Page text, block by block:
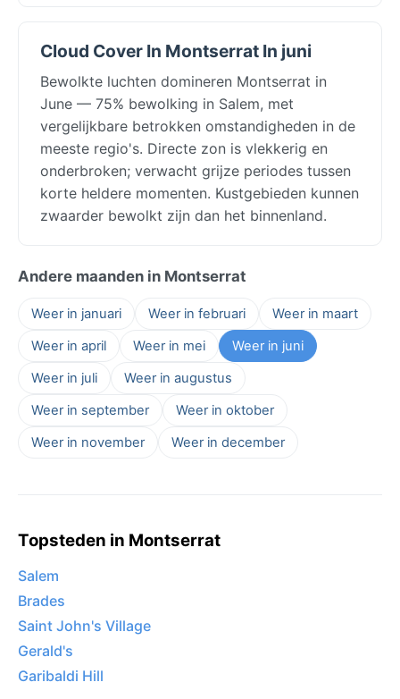
Cloud Cover In Montserrat In juni
Bewolkte luchten domineren Montserrat in
June — 75% bewolking in Salem, met
vergelijkbare betrokken omstandigheden in de
meeste regio's. Directe zon is vlekkerig en
onderbroken; verwacht grijze periodes tussen
korte heldere momenten. Kustgebieden kunnen
zwaarder bewolkt zijn dan het binnenland.
Andere maanden in Montserrat
Weer in januari Weer in februari
Weer in maart
Weer in april
Weer in mei
Weer in juni
Weer in juli
Weer in augustus
Weer in september
Weer in oktober
Weer in november
Weer in december
Topsteden in Montserrat
Salem
Brades
Saint John's Village
Gerald's
Garibaldi Hill